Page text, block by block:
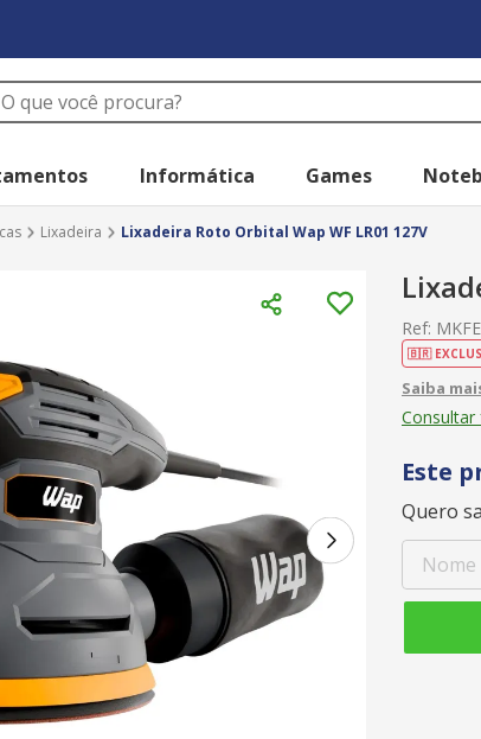
você procura?
Informática Games
Lixadeira Lixadeira Roto Orbital Wap WF LR01 127V
Ref:
🇧🇷
Este
Quero